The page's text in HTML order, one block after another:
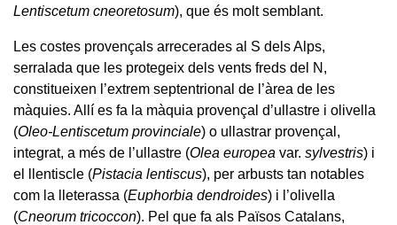
Lentiscetum cneoretosum), que és molt semblant.
Les costes provençals arrecerades al S dels Alps,
serralada que les protegeix dels vents freds del N,
constitueixen l’extrem septentrional de l’àrea de les
màquies. Allí es fa la màquia provençal d’ullastre i olivella
(Oleo-Lentiscetum provinciale) o ullastrar provençal,
integrat, a més de l’ullastre (Olea europea var. sylvestris) i
el llentiscle (Pistacia lentiscus), per arbusts tan notables
com la lleterassa (Euphorbia dendroides) i l’olivella
(Cneorum tricoccon). Pel que fa als Països Catalans,